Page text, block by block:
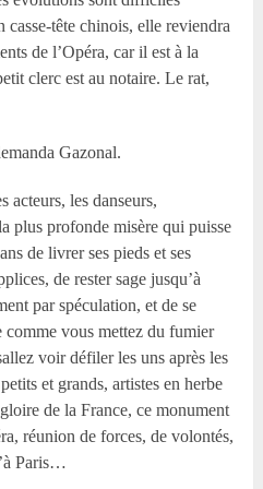
casse-tête chinois, elle reviendra
de l’Opéra, car il est à la
clerc est au notaire. Le rat,
Gazonal.
acteurs, les danseurs,
plus profonde misère qui puisse
de livrer ses pieds et ses
de rester sage jusqu’à
par spéculation, et de se
vous mettez du fumier
voir défiler les uns après les
et grands, artistes en herbe
de la France, ce monument
réunion de forces, de volontés,
Paris…